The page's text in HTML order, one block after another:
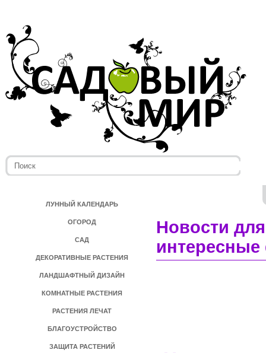
ЛУННЫЙ КАЛЕНДАРЬ
ОГОРОД
САД
ДЕКОРАТИВНЫЕ РАСТЕНИЯ
ЛАНДШАФТНЫЙ ДИЗАЙН
КОМНАТНЫЕ РАСТЕНИЯ
РАСТЕНИЯ ЛЕЧАТ
БЛАГОУСТРОЙСТВО
ЗАЩИТА РАСТЕНИЙ
Новости